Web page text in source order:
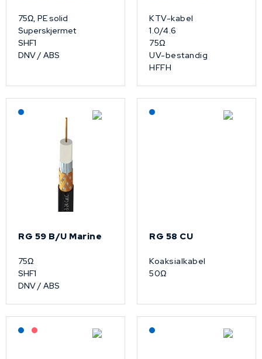
75Ω, PE solid
Superskjermet
SHF1
DNV / ABS
KTV-kabel
1.0/4.6
75Ω
UV-bestandig
HFFH
Lagerført: NEK Kabel
RG 59 B/U Marine
75Ω
SHF1
DNV / ABS
Lagerført: NEK Kabel
RG 58 CU
Koaksialkabel
50Ω
Lagerført: NEK Kabel
På forespørsel Lagerført: NEK Kabel